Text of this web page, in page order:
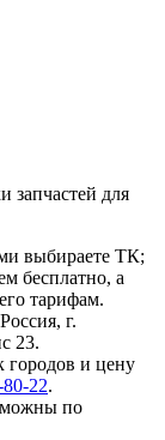
запчастей для
выбираете ТК;
бесплатно, а
тарифам.
г.
23.
городов и цену
22.
по